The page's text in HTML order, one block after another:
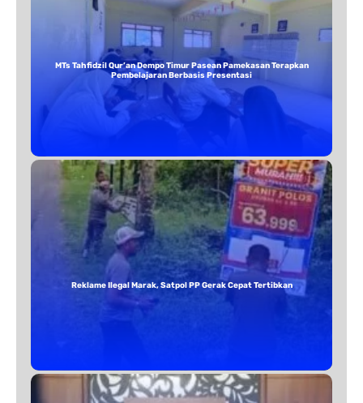
MTs Tahfidzil Qur’an Dempo Timur Pasean Pamekasan Terapkan
Pembelajaran Berbasis Presentasi
Reklame Ilegal Marak, Satpol PP Gerak Cepat Tertibkan